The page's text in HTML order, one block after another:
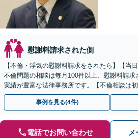
慰謝料請求された側
【不倫・浮気の慰謝料請求をされたら】【当
不倫問題の相談は毎月100件以上、慰謝料請
実績が豊富な法律事務所です。【不倫相談は
ご契約まで対応可/来所不要】
事例を見る(4件)
電話でお問い合わせ